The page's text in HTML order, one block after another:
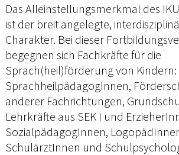
Das Alleinstellungsmerkmal des
ist der breit angelegte,
Charakter. Bei dieser
begegnen sich Fachkräfte für die
Sprach(heil)förderung von Kindern:
SprachheilpädagogInnen,
anderer Fachrichtungen,
Lehrkräfte aus SEK I und
SozialpädagogInnen,
SchulärztInnen und